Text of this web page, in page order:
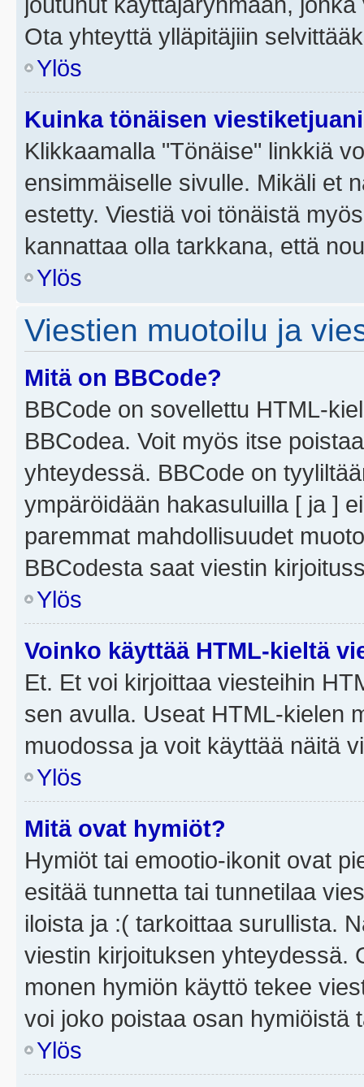
Ota yhteyttä ylläpitäjiin
Ylös
Kuinka tönäisen
Klikkaamalla "Tönäise" linkkiä
ensimmäiselle sivulle. Mikäli et
estetty. Viestiä voi tönäistä
kannattaa olla tarkkana, että
Ylös
Viestien muotoilu ja
Mitä on BBCode?
BBCode on sovellettu HTML-
BBCodea. Voit myös itse
yhteydessä. BBCode on
ympäröidään hakasuluilla [ ja ]
paremmat mahdollisuudet
BBCodesta saat viestin
Ylös
Voinko käyttää HTML-kieltä
Et. Et voi kirjoittaa viesteihin
sen avulla. Useat HTML-kielen
muodossa ja voit käyttää näitä
Ylös
Mitä ovat hymiöt?
Hymiöt tai emootio-ikonit ovat
esitää tunnetta tai tunnetilaa
iloista ja :( tarkoittaa surullista.
viestin kirjoituksen yhteydessä.
monen hymiön käyttö tekee
voi joko poistaa osan hymiöistä
Ylös